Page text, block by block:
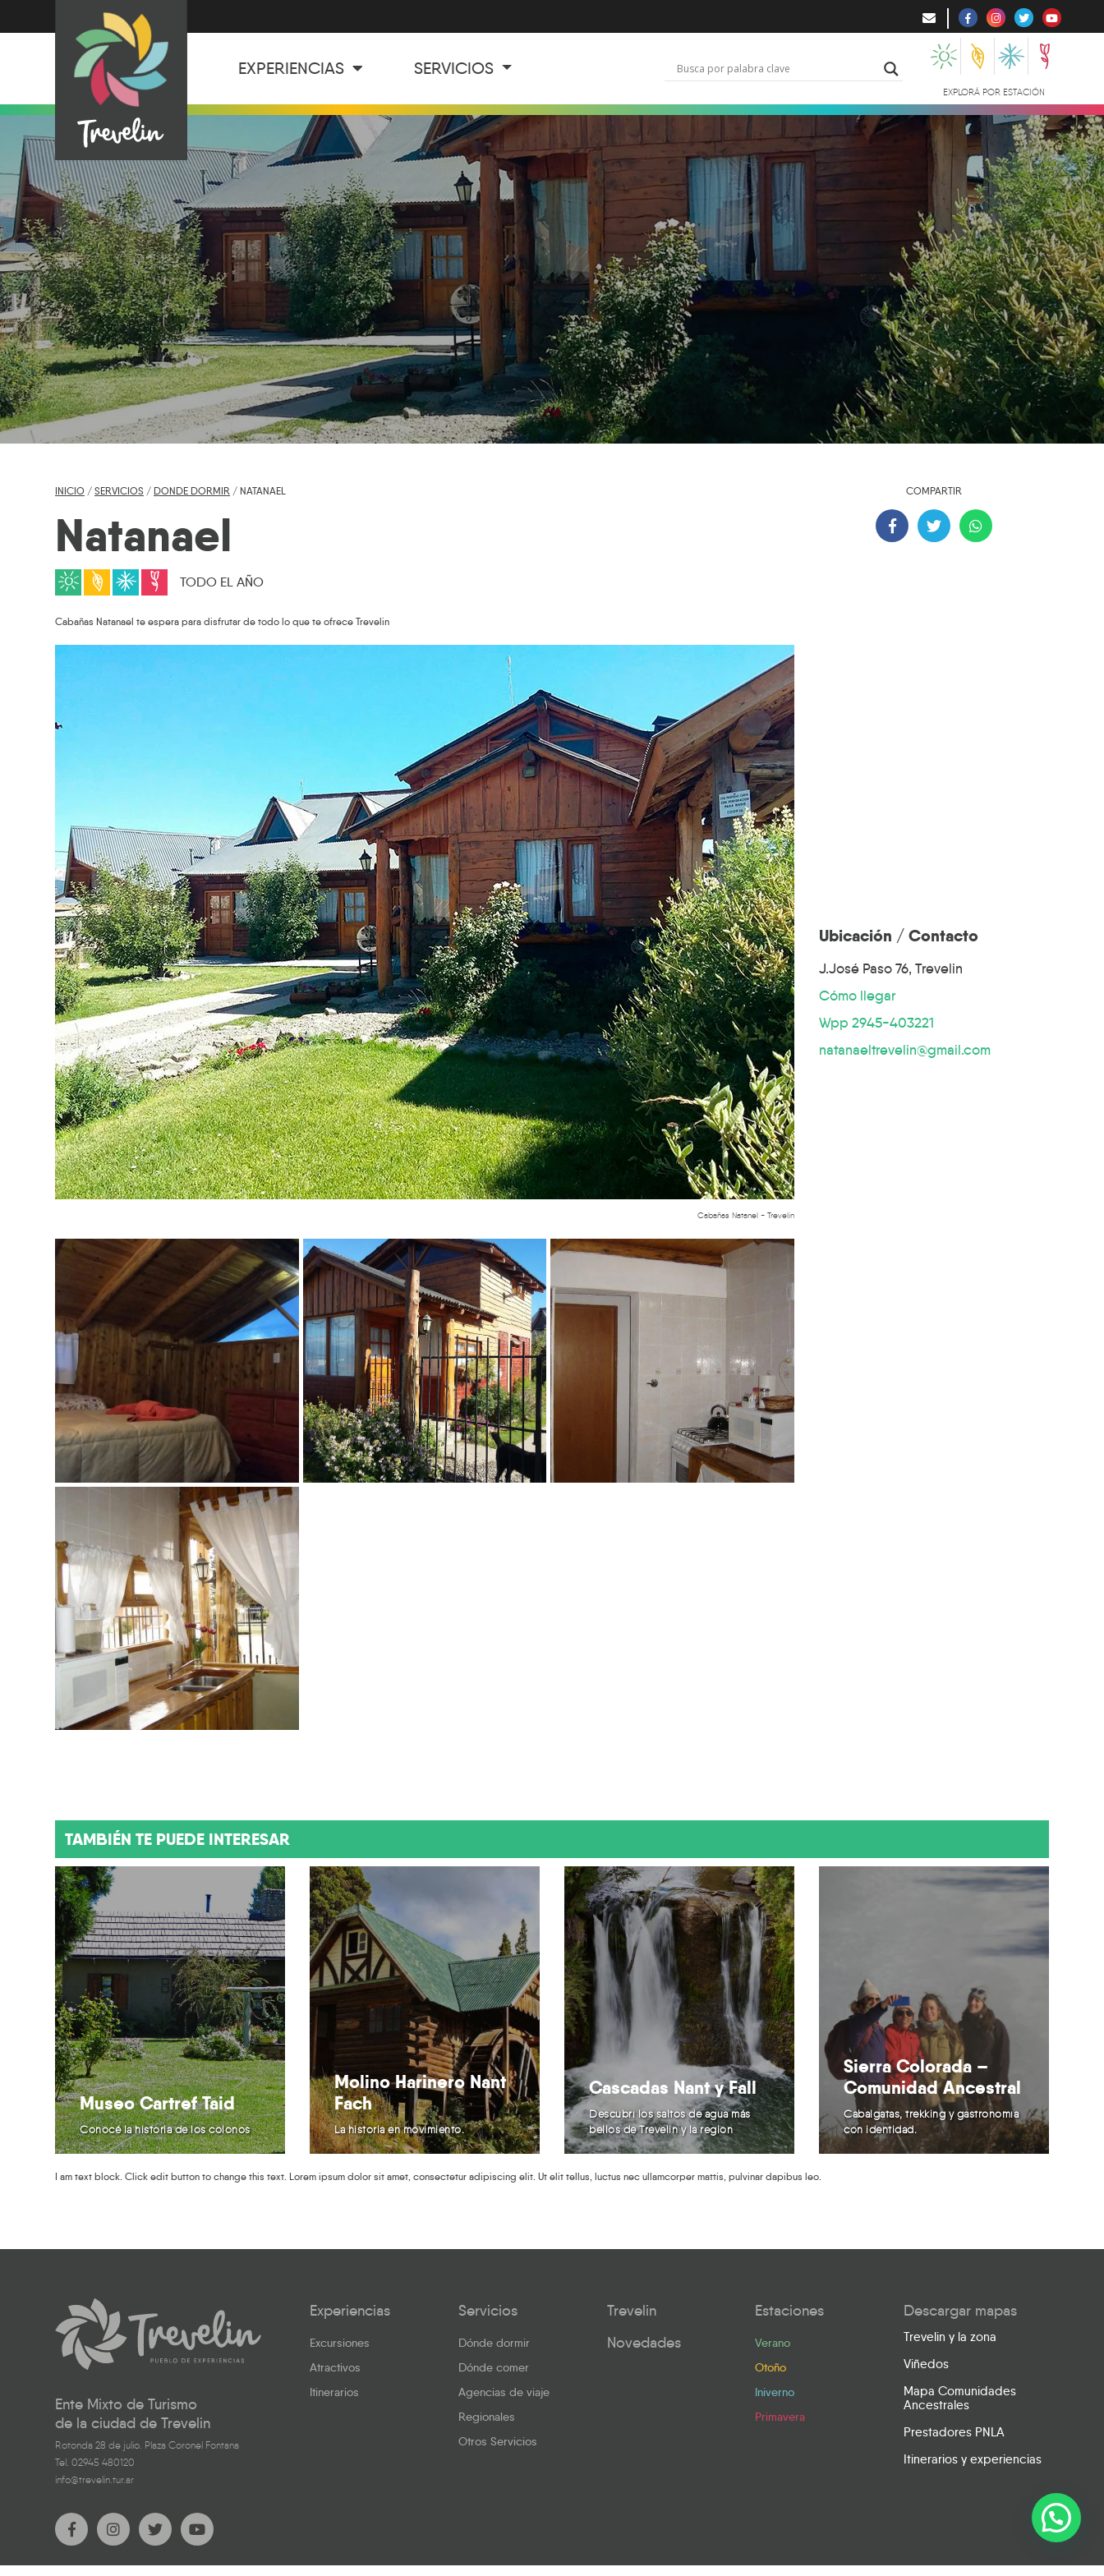
EXPERIENCIAS SERVICIOS
EXPLORÁ POR ESTACIÓN
INICIO / SERVICIOS / DONDE DORMIR / NATANAEL
Natanael
TODO EL AÑO
COMPARTIR
Cabañas Natanael te espera para disfrutar de todo lo que te ofrece Trevelin
Cabañas Natanel - Trevelin
Ubicación / Contacto
J.José Paso 76, Trevelin
Cómo llegar
Wpp 2945-403221
natanaeltrevelin@gmail.com
TAMBIÉN TE PUEDE INTERESAR
Museo Cartref Taid
Conocé la historia de los colonos
Molino Harinero Nant
Fach
La historia en movimiento.
Cascadas Nant y Fall
Descubrí los saltos de agua más
bellos de Trevelin y la región
Sierra Colorada –
Comunidad Ancestral
Cabalgatas, trekking y gastronomía
con identidad.
I am text block. Click edit button to change this text. Lorem ipsum dolor sit amet, consectetur adipiscing elit. Ut elit tellus, luctus nec ullamcorper mattis, pulvinar dapibus leo.
Ente Mixto de Turismo
de la ciudad de Trevelin
Rotonda 28 de julio. Plaza Coronel Fontana
Tel. 02945 480120
info@trevelin.tur.ar
Experiencias
Excursiones
Atractivos
Itinerarios
Servicios
Dónde dormir
Dónde comer
Agencias de viaje
Regionales
Otros Servicios
Trevelin
Novedades
Estaciones
Verano
Otoño
Iniverno
Primavera
Descargar mapas
Trevelin y la zona
Viñedos
Mapa Comunidades
Ancestrales
Prestadores PNLA
Itinerarios y experiencias